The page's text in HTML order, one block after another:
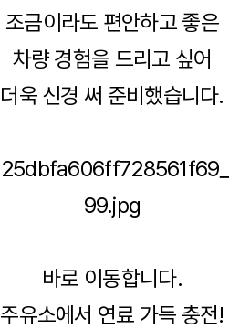
조금이라도 편안하고 좋은
차량 경험을 드리고 싶어
더욱 신경 써 준비했습니다.
바로 이동합니다.
주유소에서 연료 가득 충전!